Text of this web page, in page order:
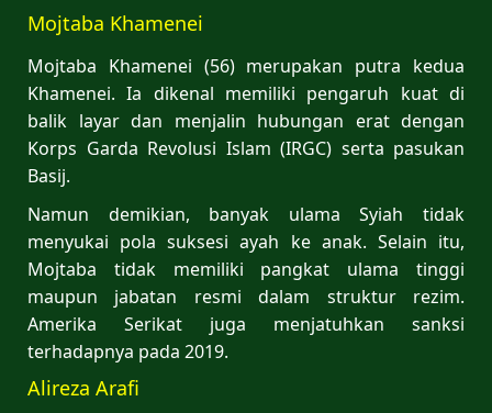
Mojtaba Khamenei
Mojtaba Khamenei (56) merupakan putra kedua
Khamenei. Ia dikenal memiliki pengaruh kuat di
balik layar dan menjalin hubungan erat dengan
Korps Garda Revolusi Islam (IRGC) serta pasukan
Basij.
Namun demikian, banyak ulama Syiah tidak
menyukai pola suksesi ayah ke anak. Selain itu,
Mojtaba tidak memiliki pangkat ulama tinggi
maupun jabatan resmi dalam struktur rezim.
Amerika Serikat juga menjatuhkan sanksi
terhadapnya pada 2019.
Alireza Arafi